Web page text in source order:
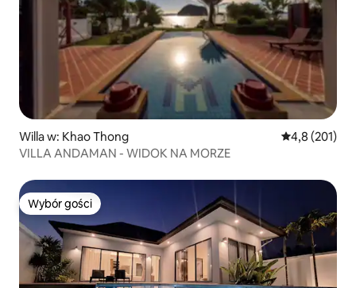
Willa w: Khao Thong Średnia
4,8 (201)
VILLA ANDAMAN - WIDOK NA MORZE
Wybór gości
Wybór gości